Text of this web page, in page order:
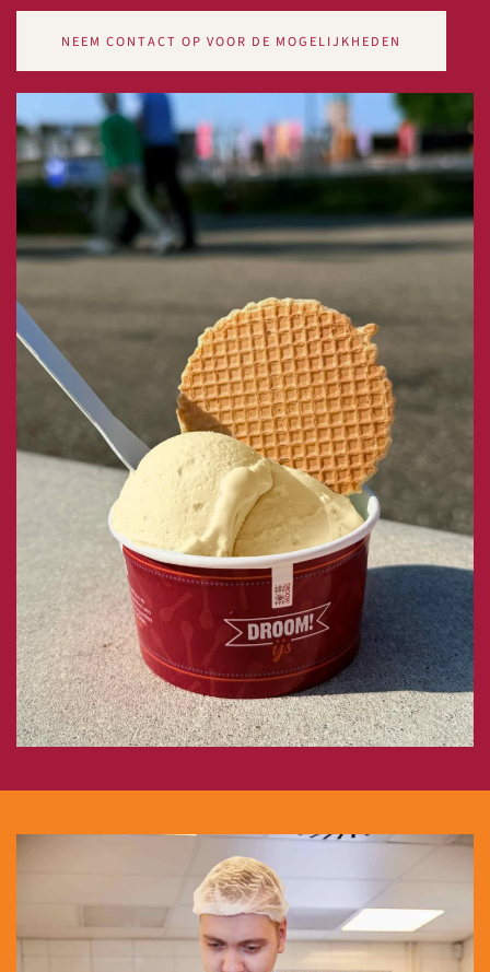
NEEM CONTACT OP VOOR DE MOGELIJKHEDEN